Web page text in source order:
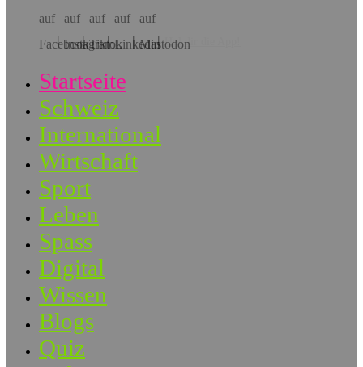
Hol dir die App!
Startseite
Schweiz
International
Wirtschaft
Sport
Leben
Spass
Digital
Wissen
Blogs
Quiz